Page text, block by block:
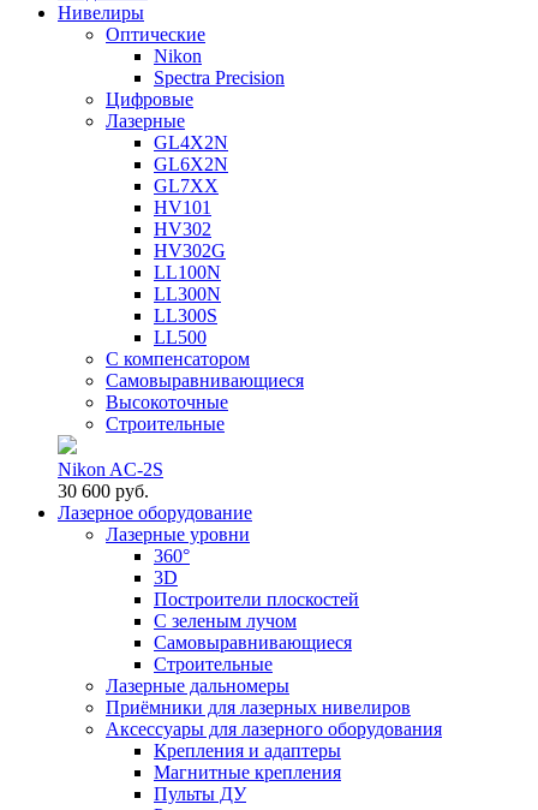
Нивелиры
Оптические
Nikon
Spectra Precision
Цифровые
Лазерные
GL4X2N
GL6X2N
GL7XX
HV101
HV302
HV302G
LL100N
LL300N
LL300S
LL500
С компенсатором
Самовыравнивающиеся
Высокоточные
Строительные
Nikon AC-2S
30 600 руб.
Лазерное оборудование
Лазерные уровни
360°
3D
Построители плоскостей
С зеленым лучом
Самовыравнивающиеся
Строительные
Лазерные дальномеры
Приёмники для лазерных нивелиров
Аксессуары для лазерного оборудования
Крепления и адаптеры
Магнитные крепления
Пульты ДУ